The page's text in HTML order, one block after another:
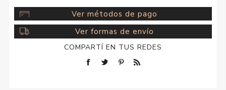
Ver métodos de pago
Ver formas de envío
COMPARTÍ EN TUS REDES